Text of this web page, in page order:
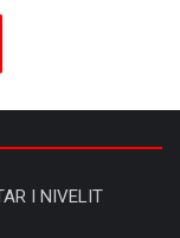
I NIVELIT